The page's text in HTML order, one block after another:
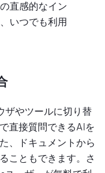
直感的なイン
いつでも利用
ザやツールに切り替
直接質問できるAIを
、ドキュメントから
こともできます。さ